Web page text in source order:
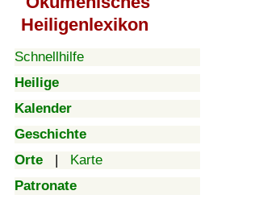
Heiligenlexikon
Schnellhilfe
Heilige
Kalender
Geschichte
Orte | Karte
Patronate